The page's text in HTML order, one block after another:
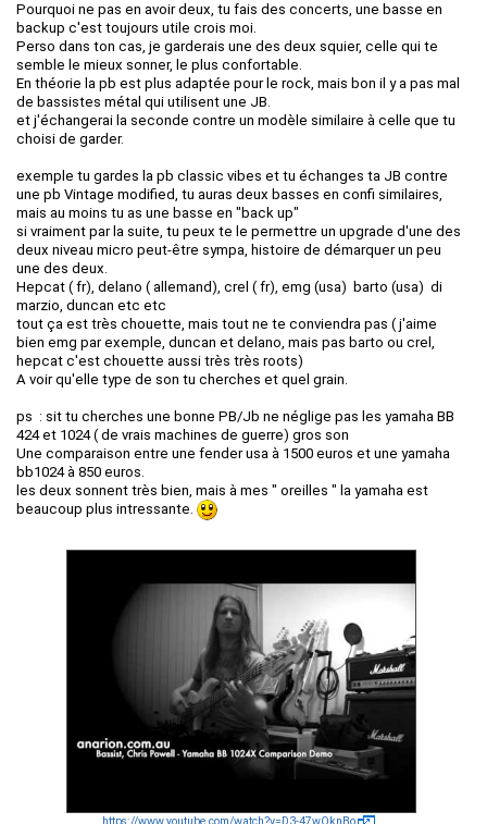
Pourquoi ne pas en avoir deux, tu fais des concerts, une basse en
backup c'est toujours utile crois moi.
Perso dans ton cas, je garderais une des deux squier, celle qui te
semble le mieux sonner, le plus confortable.
En théorie la pb est plus adaptée pour le rock, mais bon il y a pas mal
de bassistes métal qui utilisent une JB.
et j'échangerai la seconde contre un modèle similaire à celle que tu
choisi de garder.
exemple tu gardes la pb classic vibes et tu échanges ta JB contre
une pb Vintage modified, tu auras deux basses en confi similaires,
mais au moins tu as une basse en "back up"
si vraiment par la suite, tu peux te le permettre un upgrade d'une des
deux niveau micro peut-être sympa, histoire de démarquer un peu
une des deux.
Hepcat ( fr), delano ( allemand), crel ( fr), emg (usa) barto (usa) di
marzio, duncan etc etc
tout ça est très chouette, mais tout ne te conviendra pas ( j'aime
bien emg par exemple, duncan et delano, mais pas barto ou crel,
hepcat c'est chouette aussi très très roots)
A voir qu'elle type de son tu cherches et quel grain.
ps : sit tu cherches une bonne PB/Jb ne néglige pas les yamaha BB
424 et 1024 ( de vrais machines de guerre) gros son
Une comparaison entre une fender usa à 1500 euros et une yamaha
bb1024 à 850 euros.
les deux sonnent très bien, mais à mes " oreilles " la yamaha est
beaucoup plus intressante.